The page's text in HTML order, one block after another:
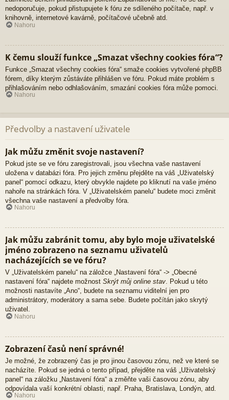
nedoporučuje, pokud přistupujete k fóru ze sdíleného počítače, např. v
knihovně, internetové kavárně, počítačové učebně atd.
Nahoru
K čemu slouží funkce „Smazat všechny cookies fóra“?
Funkce „Smazat všechny cookies fóra“ smaže cookies vytvořené phpBB
fórem, díky kterým zůstáváte přihlášen ve fóru. Pokud máte problém s
přihlašováním nebo odhlašováním, smazání cookies fóra může pomoci.
Nahoru
Předvolby a nastavení uživatele
Jak můžu změnit svoje nastavení?
Pokud jste se ve fóru zaregistrovali, jsou všechna vaše nastavení
uložena v databázi fóra. Pro jejich změnu přejděte na váš „Uživatelský
panel“ pomocí odkazu, který obvykle najdete po kliknutí na vaše jméno
nahoře na stránkách fóra. V „Uživatelském panelu“ budete moci změnit
všechna vaše nastavení a předvolby fóra.
Nahoru
Jak můžu zabránit tomu, aby bylo moje uživatelské
jméno zobrazeno na seznamu uživatelů
nacházejících se ve fóru?
V „Uživatelském panelu“ na záložce „Nastavení fóra“ -> „Obecné
nastavení fóra“ najdete možnost Skrýt můj online stav. Pokud u této
možnosti nastavíte „Ano“, budete na seznamu viditelní jen pro
administrátory, moderátory a sama sebe. Budete počítán jako skrytý
uživatel.
Nahoru
Zobrazení časů není správné!
Je možné, že zobrazený čas je pro jinou časovou zónu, než ve které se
nacházíte. Pokud se jedná o tento případ, přejděte na váš „Uživatelský
panel“ na záložku „Nastavení fóra“ a změňte vaši časovou zónu, aby
odpovídala vaší konkrétní oblasti, např. Praha, Bratislava, Londýn, atd.
Nahoru